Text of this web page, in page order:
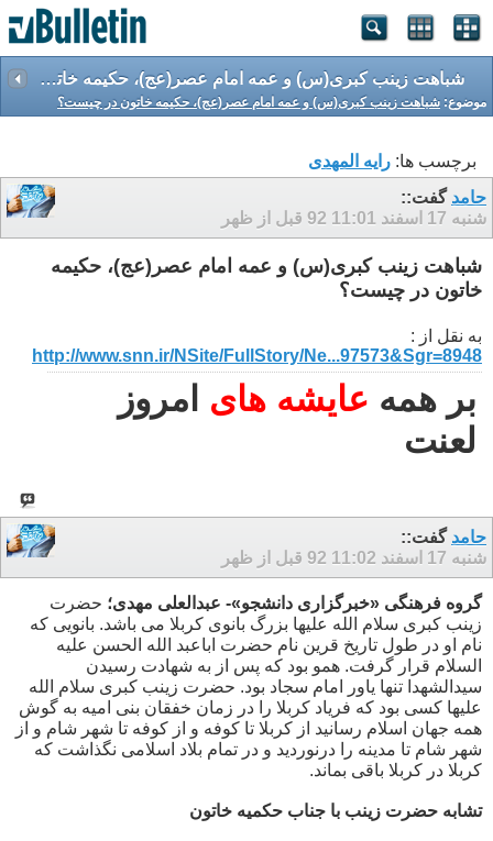
شباهت زینب کبری(س) و عمه امام عصر(عج)، حکیمه خاتون در چیست؟
موضوع: شباهت زینب کبری(س) و عمه امام عصر(عج)، حکیمه خاتون در چیست؟
برچسب ها: رایه المهدی
حامد گفت::
شنبه 17 اسفند 92
11:01 قبل از ظهر
شباهت زینب کبری(س) و عمه امام عصر(عج)، حکیمه
خاتون در چیست؟
به نقل از :
http://www.snn.ir/NSite/FullStory/Ne...97573&Sgr=8948
بر همه عایشه های امروز
لعنت
حامد گفت::
شنبه 17 اسفند 92
11:02 قبل از ظهر
گروه فرهنگی «خبرگزاری دانشجو»- عبدالعلی مهدی؛ حضرت
زینب کبری سلام الله علیها بزرگ بانوی کربلا می باشد. بانویی که
نام او در طول تاریخ قرین نام حضرت اباعبد الله الحسن علیه
السلام قرار گرفت. همو بود که پس از به شهادت رسیدن
سیدالشهدا تنها یاور امام سجاد بود. حضرت زینب کبری سلام الله
علیها کسی بود که فریاد کربلا را در زمان خفقان بنی امیه به گوش
همه جهان اسلام رسانید از کربلا تا کوفه و از کوفه تا شهر شام و از
شهر شام تا مدینه را درنوردید و در تمام بلاد اسلامی نگذاشت که
کربلا در کربلا باقی بماند.
تشابه حضرت زینب با جناب حکمیه خاتون